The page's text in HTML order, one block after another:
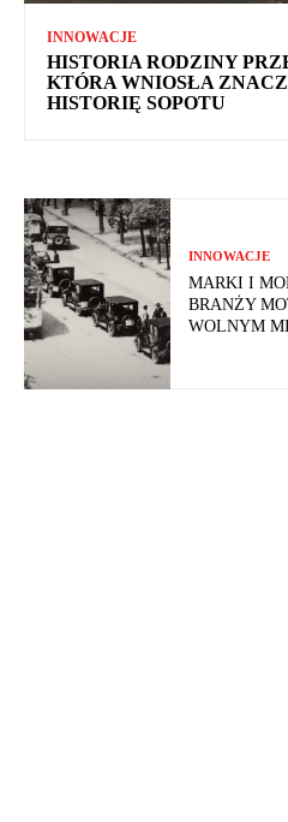
INNOWACJE
HISTORIA RODZINY
KTÓRA WNIOSŁA
HISTORIĘ SOPOTU
INNOWACJE
MARKI I
BRANŻY
WOLNYM